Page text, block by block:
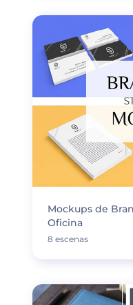
Mockups de
Oficina
8 escenas